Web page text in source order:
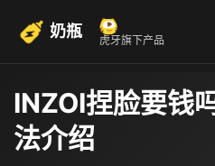
奶瓶 虎牙旗下产品
INZOI捏脸要钱
法介绍